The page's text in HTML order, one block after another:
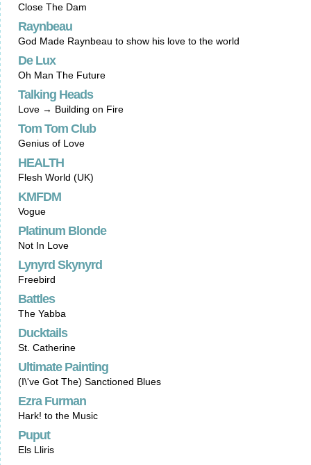
Close The Dam
Raynbeau
God Made Raynbeau to show his love to the world
De Lux
Oh Man The Future
Talking Heads
Love → Building on Fire
Tom Tom Club
Genius of Love
HEALTH
Flesh World (UK)
KMFDM
Vogue
Platinum Blonde
Not In Love
Lynyrd Skynyrd
Freebird
Battles
The Yabba
Ducktails
St. Catherine
Ultimate Painting
(I\'ve Got The) Sanctioned Blues
Ezra Furman
Hark! to the Music
Puput
Els Lliris